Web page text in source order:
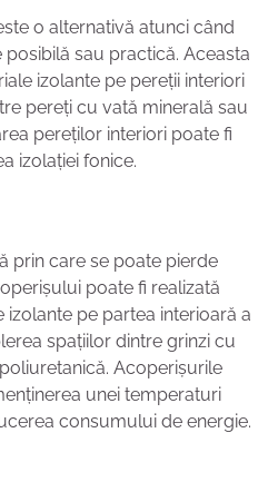
o alternativă atunci când
sau practică. Aceasta
izolante pe pereții interiori
pereți cu vată minerală sau
pereților interiori poate fi
izolației fonice.
prin care se poate pierde
poate fi realizată
pe partea interioară a
spațiilor dintre grinzi cu
Acoperișurile
unei temperaturi
consumului de energie.